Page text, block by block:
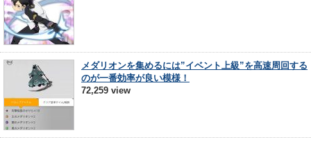
メダリオンを集めるには”イベント上級”を高速周回する
のが一番効率が良い模様！
72,259 view